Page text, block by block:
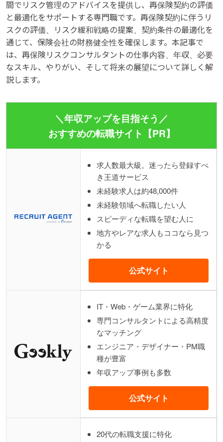
間でリスク管理のアドバイスを提供し、再保険契約の評価
と最適化をサポートする専門職です。再保険契約に伴うリ
スクの評価、リスク緩和戦略の提案、契約条件の最適化を
通じて、保険会社の財務健全性を確保します。本記事で
は、再保険リスクコンサルタントの仕事内容、年収、必要
なスキル、やりがい、そして将来の展望について詳しく解
説します。
＼年収アップを目指そう／
おすすめの転職サイト【PR】
求人数最大級。迷ったら登録すべ
き王道サービス
未経験求人は約48,000件
未経験領域へ転職したい人
スピーディな転職を望む人に
地方やレアな求人もココなら見つ
かる
公式サイト
IT・Web・ゲーム業界に特化
専門コンサルタントによる高精度
なマッチング
エンジニア・デザイナー・PM職
種が豊富
年収アップ事例も多数
公式サイト
20代の転職支援に特化